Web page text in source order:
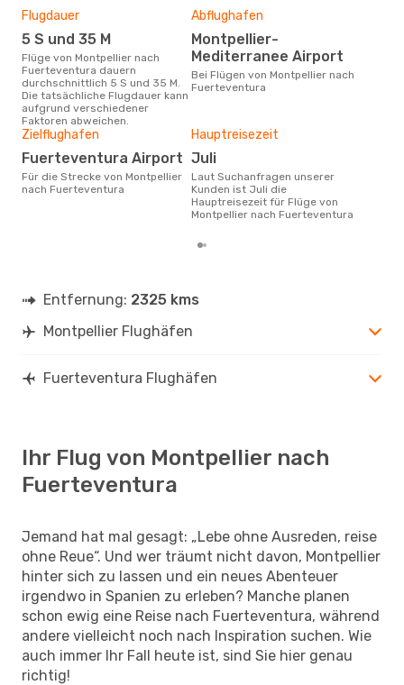
Flugdauer
5 S und 35 M
Flüge von Montpellier nach
Fuerteventura dauern
durchschnittlich 5 S und 35 M.
Die tatsächliche Flugdauer kann
aufgrund verschiedener
Faktoren abweichen.
Abflughafen
Montpellier-
Mediterranee Airport
Bei Flügen von Montpellier nach
Fuerteventura
Zielflughafen
Fuerteventura Airport
Für die Strecke von Montpellier
nach Fuerteventura
Hauptreisezeit
Juli
Laut Suchanfragen unserer
Kunden ist Juli die
Hauptreisezeit für Flüge von
Montpellier nach Fuerteventura
Entfernung: 2325 kms
Montpellier Flughäfen
Fuerteventura Flughäfen
Ihr Flug von Montpellier nach
Fuerteventura
Jemand hat mal gesagt: „Lebe ohne Ausreden, reise
ohne Reue“. Und wer träumt nicht davon, Montpellier
hinter sich zu lassen und ein neues Abenteuer
irgendwo in Spanien zu erleben? Manche planen
schon ewig eine Reise nach Fuerteventura, während
andere vielleicht noch nach Inspiration suchen. Wie
auch immer Ihr Fall heute ist, sind Sie hier genau
richtig!